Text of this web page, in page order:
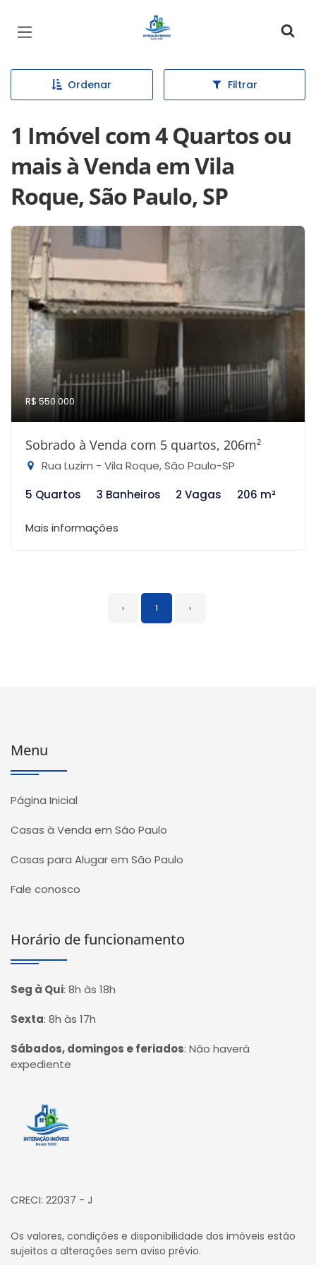
Página inicial
Ordenar Filtrar
1 Imóvel com 4 Quartos ou
mais à Venda em Vila
Roque, São Paulo, SP
R$ 550.000
Sobrado à Venda com 5 quartos, 206m²
Rua Luzim - Vila Roque, São Paulo-SP
5 Quartos
3 Banheiros 2 Vagas 206 m²
Mais informações
‹ 1 ›
Menu
Página Inicial
Casas à Venda em São Paulo
Casas para Alugar em São Paulo
Fale conosco
Horário de funcionamento
Seg à Qui: 8h às 18h
Sexta: 8h às 17h
Sábados, domingos e feriados: Não haverá
expediente
Página inicial
CRECI: 22037 - J
Os valores, condições e disponibilidade dos imóveis estão
sujeitos a alterações sem aviso prévio.